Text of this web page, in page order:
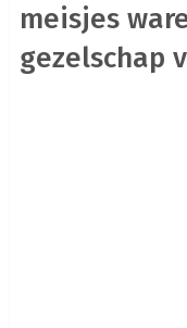
meisjes
gezelschap